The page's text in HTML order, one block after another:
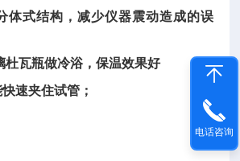
体式结构，减少仪器震动造成的误
瓦瓶做冷浴，保温效果好
速夹住试管；
电话咨询